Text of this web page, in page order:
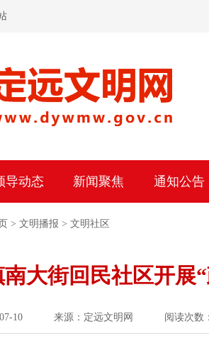
导动态 新闻聚焦 通知公告
> 文明播报 > 文明社区
南大街回民社区开展
10 来源：定远文明网 阅读次数：